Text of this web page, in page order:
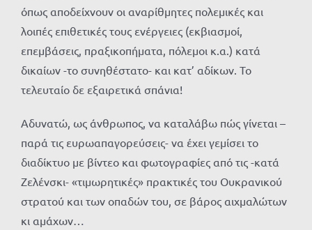
όπως αποδείχνουν οι αναρίθμητες πολεμικές και
λοιπές επιθετικές τους ενέργειες (εκβιασμοί,
επεμβάσεις, πραξικοπήματα, πόλεμοι κ.α.) κατά
δικαίων -το συνηθέστατο- και κατ’ αδίκων. Το
τελευταίο δε εξαιρετικά σπάνια!
Αδυνατώ, ως άνθρωπος, να καταλάβω πώς γίνεται –
παρά τις ευρωαπαγορεύσεις- να έχει γεμίσει το
διαδίκτυο με βίντεο και φωτογραφίες από τις -κατά
Ζελένσκι- «τιμωρητικές» πρακτικές του Ουκρανικού
στρατού και των οπαδών του, σε βάρος αιχμαλώτων
κι αμάχων…